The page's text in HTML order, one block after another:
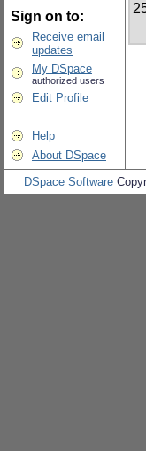
Sign on to:
Receive email
updates
My DSpace
authorized users
Edit Profile
Help
About DSpace
DSpace Software